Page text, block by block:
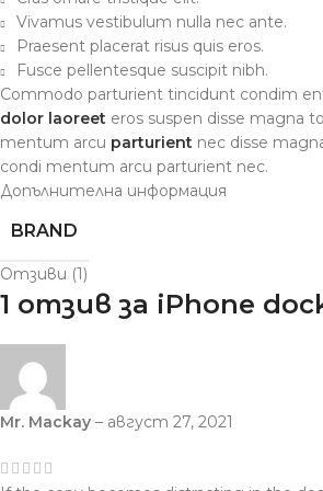
Vivamus vestibulum nulla nec ante.
Praesent placerat risus quis eros.
Fusce pellentesque suscipit nibh.
Commodo parturient tincidunt condim
dolor laoreet eros suspen disse magna
mentum arcu parturient nec disse
condi mentum arcu parturient nec.
Допълнителна информация
BRAND
Отзиви (1)
1 отзив за iPhone
Mr. Mackay – август 27, 2021